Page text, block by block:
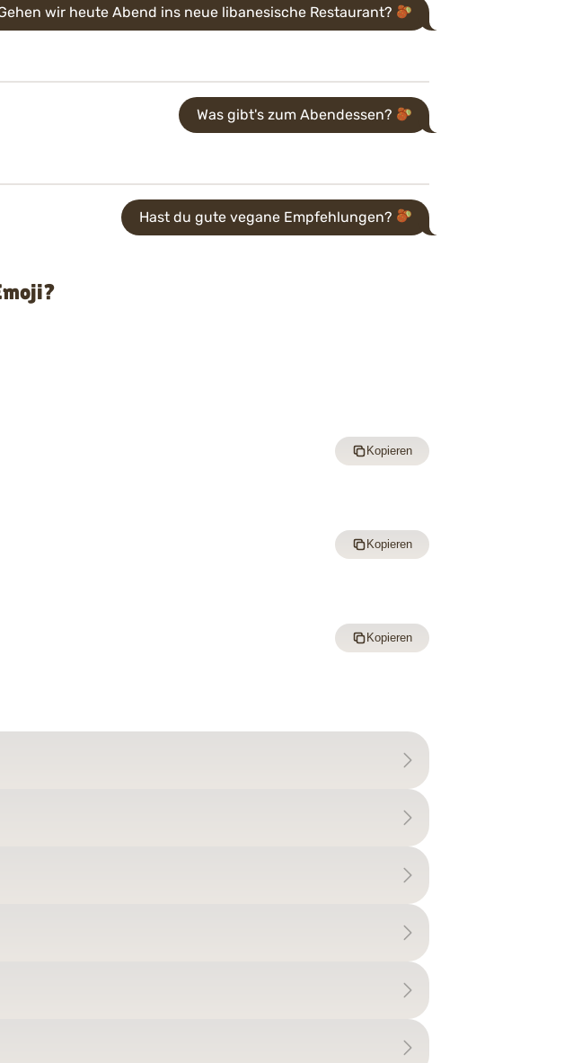
wir heute Abend ins neue libanesische Restaurant?
Was gibt's zum Abendessen?
Hast du gute vegane Empfehlungen?
Kopieren
Kopieren
Kopieren